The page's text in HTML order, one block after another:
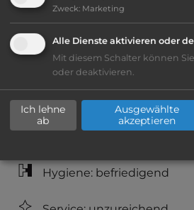
Klassifizierung:
Lage: schön
Platzeinrichtung:
Hygiene: befriedigend
Zweck: Marketing
Alle Dienste aktivieren oder
Mit diesem Schalter können
oder deaktivieren.
Ich lehne
ab
Ausgewählte
akzeptieren